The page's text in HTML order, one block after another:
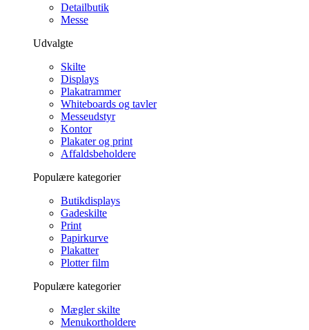
Detailbutik
Messe
Udvalgte
Skilte
Displays
Plakatrammer
Whiteboards og tavler
Messeudstyr
Kontor
Plakater og print
Affaldsbeholdere
Populære kategorier
Butikdisplays
Gadeskilte
Print
Papirkurve
Plakatter
Plotter film
Populære kategorier
Mægler skilte
Menukortholdere